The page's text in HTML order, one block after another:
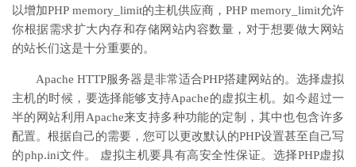
以增加PHP memory_limit的主机供应商，PHP memory_limit允许
你根据需求扩大内存和存储网站内容数量，对于想要做大网站
的站长们这是十分重要的。
Apache HTTP服务器是非常适合PHP搭建网站的。选择虚拟
主机的时候，要选择能够支持Apache的虚拟主机。如今超过一
半的网站利用Apache来支持多种功能的定制，其中也包含许多
配置。根据自己的需要，您可以更改默认的PHP设置甚至自己写
的php.ini文件。 虚拟主机要具有高安全性保证。选择PHP虚拟